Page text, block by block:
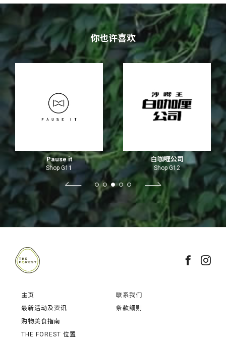
你也许喜欢
Pause it
Shop G11
白咖喱公司
Shop G12
主页
最新活动及资讯
购物美食指南
THE FOREST 位置
联系我们
条款细则